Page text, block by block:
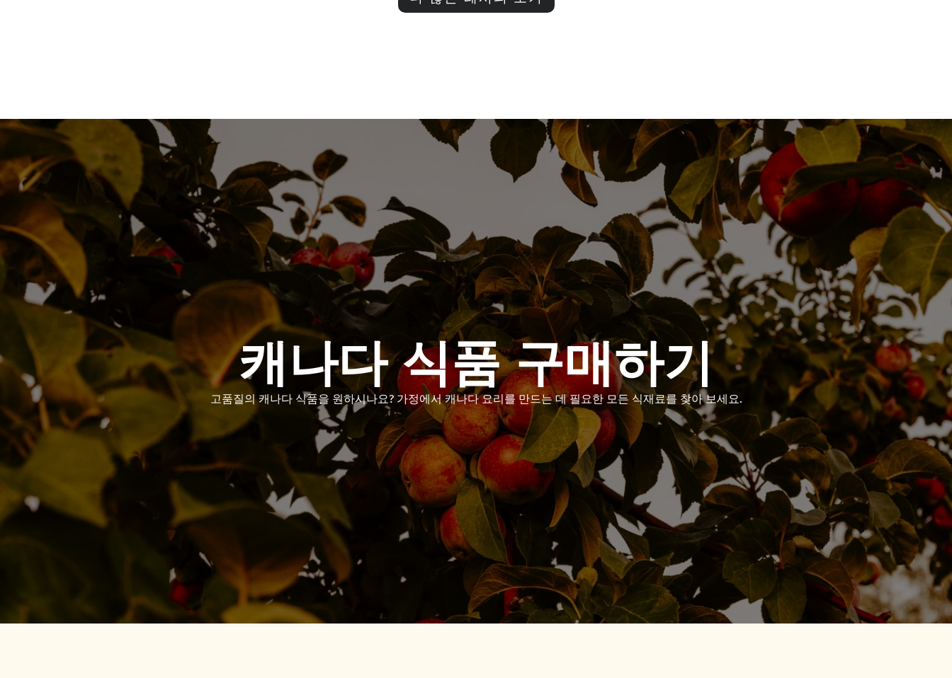
캐나다 식품 구매하기
고품질의 캐나다 식품을 원하시나요?가정에서 캐나다 요리를 만드는 데 필요한 모든 식재료를 찾아 보세요.